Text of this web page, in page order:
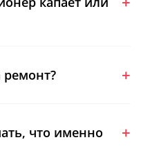
ремонт?
что именно